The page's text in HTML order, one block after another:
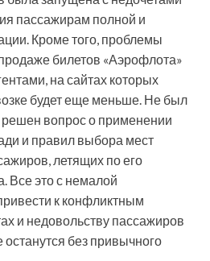
пассажирам полной и
Кроме того, проблемы
билетов «Аэрофлота»
на сайтах которых
будет еще меньше. Не был
решен вопрос о применении
и правил выбора мест
летящих по его
Все это с немалой
к конфликтным
и недовольству пассажиров
без привычного